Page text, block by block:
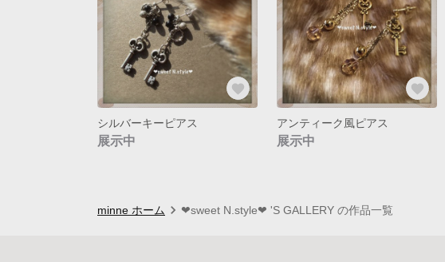
シルバーキーピアス
展示中
アンティーク風ピアス
展示中
minne ホーム ❤︎sweet N.style❤︎ 'S GALLERY の作品一覧